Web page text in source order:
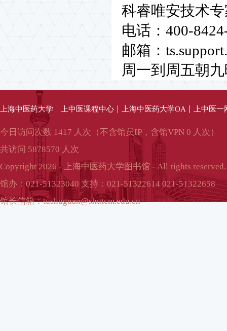
科睿唯安技术
电话：400-
邮箱：
周一到周五朝
上海中医药大学 上中医课程中心 上海中医药大学OA 上中医
今日访问次数 1417 人次（不含馆员IP，含馆VPN 0 人次）
共访问 5878570 人次
Copyright 2026 - 上海中医药大学图书馆 - All rights reserved.
馆办：021-51323040 支持：021-51322614 021-51322658
馆长信箱：tushuguan@shutcm.edu.cn